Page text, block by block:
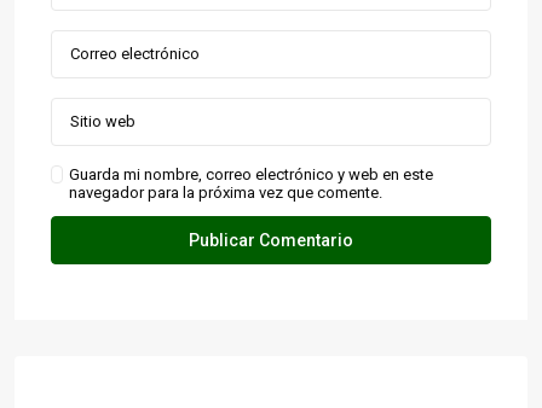
Guarda mi nombre, correo electrónico y web en este
navegador para la próxima vez que comente.